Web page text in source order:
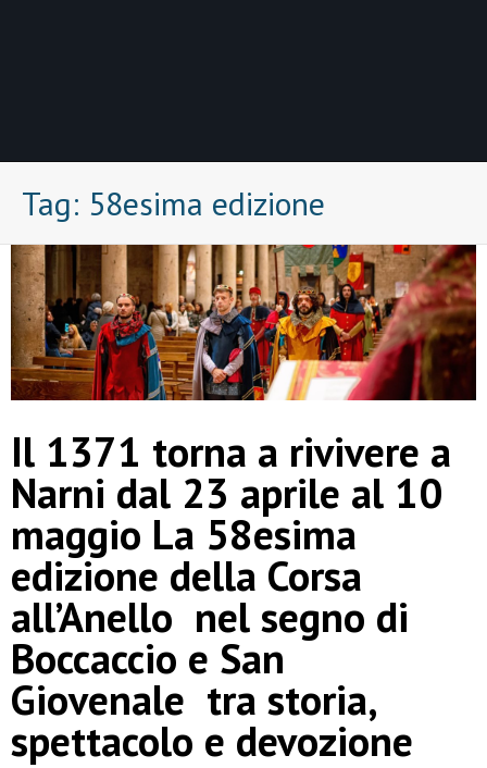
Tag: 58esima edizione
Il 1371 torna a rivivere a
Narni dal 23 aprile al 10
maggio La 58esima
edizione della Corsa
all’Anello nel segno di
Boccaccio e San
Giovenale tra storia,
spettacolo e devozione